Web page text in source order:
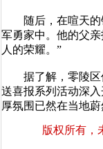
随后，在喧天的锣
军勇家中。他的父
人的荣耀。”
据了解，零陵区作
送喜报系列活动深
厚氛围已然在当地蔚
版权所有，